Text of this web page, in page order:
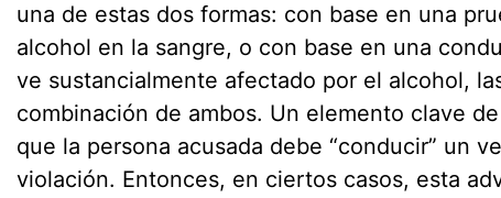
una de estas dos formas: con base en una
alcohol en la sangre, o con base en una
ve sustancialmente afectado por el alcohol,
combinación de ambos. Un elemento clave
que la persona acusada debe “conducir” un
violación. Entonces, en ciertos casos, esta